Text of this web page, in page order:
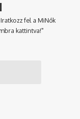
fel a MiNők
kattintva!"